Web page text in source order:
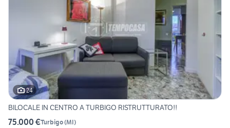
24
BILOCALE IN CENTRO A TURBIGO RISTRUTTURATO!!
75.000 €Turbigo(MI)